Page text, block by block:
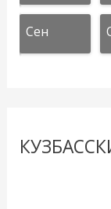
Сен